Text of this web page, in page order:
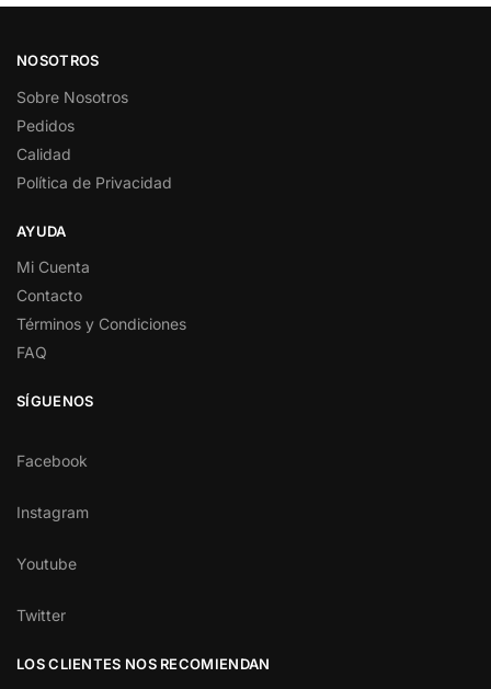
NOSOTROS
Sobre Nosotros
Pedidos
Calidad
Política de Privacidad
AYUDA
Mi Cuenta
Contacto
Términos y Condiciones
FAQ
SÍGUENOS
Facebook
Instagram
Youtube
Twitter
LOS CLIENTES NOS RECOMIENDAN